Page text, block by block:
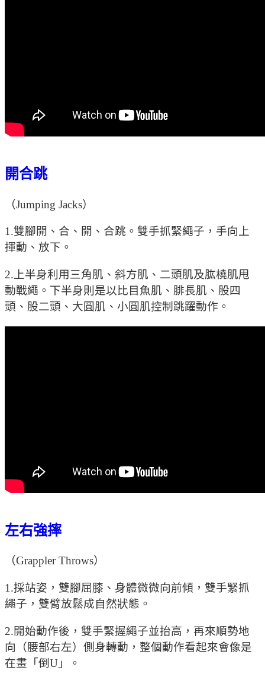
開合跳
（Jumping Jacks）
1.雙腳開、合、開、合跳。雙手抓緊繩子，手向上
揮動、放下。
2.上半身利用三角肌、斜方肌、二頭肌及肱橈肌甩
動戰繩。下半身則是以比目魚肌、腓長肌、股四
頭、股二頭、大圓肌、小圓肌控制跳躍動作。
左右強摔
（Grappler Throws）
1.採站姿，雙腳屈膝、身體微微向前傾，雙手緊抓
繩子，雙臂放鬆成自然狀態。
2.開始動作後，雙手緊握繩子並抬高，再來順勢地
向（腰部右左）側身轉動，整個動作看起來會像是
在畫「倒U」。